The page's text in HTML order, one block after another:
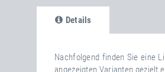
Details
Nachfolgend finden Sie eine
angezeigten Varianten gezielt